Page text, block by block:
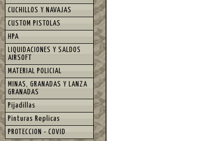
CUCHILLOS Y NAVAJAS
CUSTOM PISTOLAS
HPA
LIQUIDACIONES Y SALDOS
AIRSOFT
MATERIAL POLICIAL
MINAS, GRANADAS Y LANZA
GRANADAS
Pijadillas
Pinturas Replicas
PROTECCION - COVID